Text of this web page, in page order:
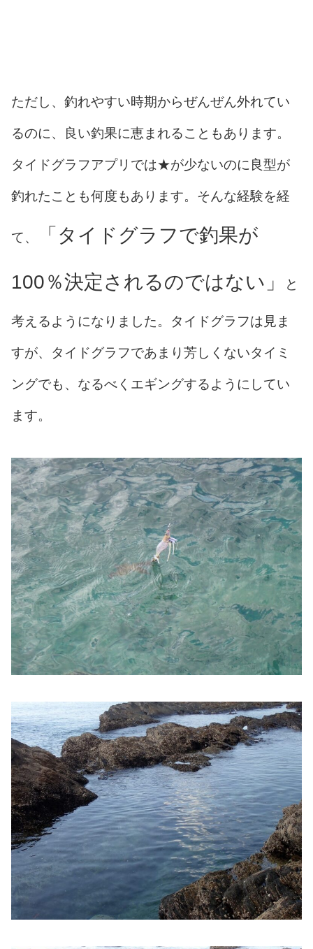
ただし、釣れやすい時期からぜんぜん外れてい
るのに、良い釣果に恵まれることもあります。
タイドグラフアプリでは★が少ないのに良型が
釣れたことも何度もあります。そんな経験を経
て、 「タイドグラフで釣果が
100％決定されるのではない」 と
考えるようになりました。タイドグラフは見ま
すが、タイドグラフであまり芳しくないタイミ
ングでも、なるべくエギングするようにしてい
ます。